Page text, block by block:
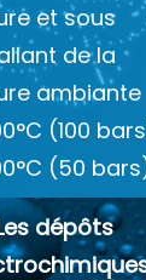
et sous
de la
ambiante
(100
(50
dépôts